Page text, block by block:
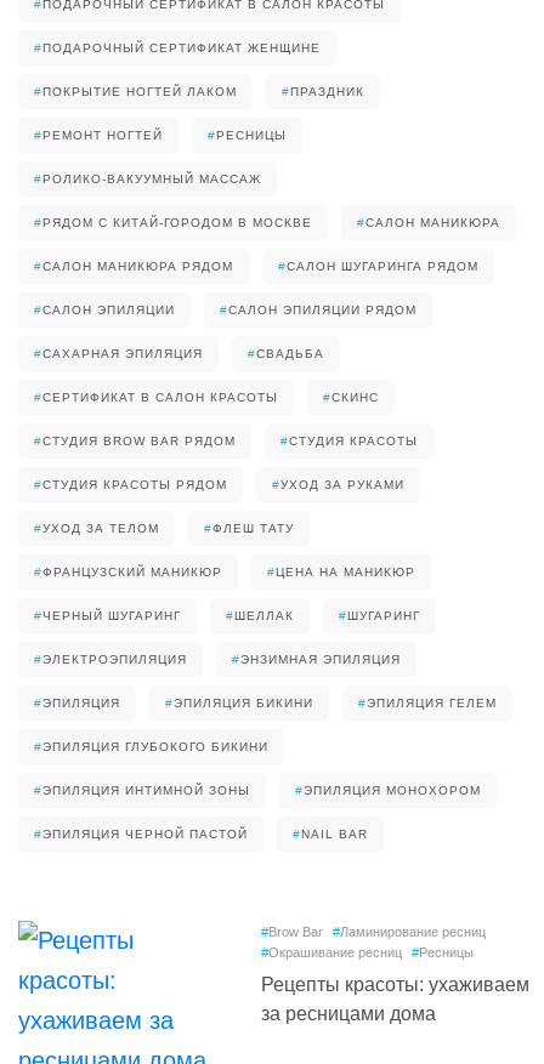
#ПОДАРОЧНЫЙ СЕРТИФИКАТ В САЛОН КРАСОТЫ
#ПОДАРОЧНЫЙ СЕРТИФИКАТ ЖЕНЩИНЕ
#ПОКРЫТИЕ НОГТЕЙ ЛАКОМ #ПРАЗДНИК
#РЕМОНТ НОГТЕЙ #РЕСНИЦЫ
#РОЛИКО-ВАКУУМНЫЙ МАССАЖ
#РЯДОМ С КИТАЙ-ГОРОДОМ В МОСКВЕ #САЛОН МАНИКЮРА
#САЛОН МАНИКЮРА РЯДОМ #САЛОН ШУГАРИНГА РЯДОМ
#САЛОН ЭПИЛЯЦИИ #САЛОН ЭПИЛЯЦИИ РЯДОМ
#САХАРНАЯ ЭПИЛЯЦИЯ #СВАДЬБА
#СЕРТИФИКАТ В САЛОН КРАСОТЫ #СКИНС
#СТУДИЯ BROW BAR РЯДОМ #СТУДИЯ КРАСОТЫ
#СТУДИЯ КРАСОТЫ РЯДОМ #УХОД ЗА РУКАМИ
#УХОД ЗА ТЕЛОМ #ФЛЕШ ТАТУ
#ФРАНЦУЗСКИЙ МАНИКЮР #ЦЕНА НА МАНИКЮР
#ЧЕРНЫЙ ШУГАРИНГ #ШЕЛЛАК #ШУГАРИНГ
#ЭЛЕКТРОЭПИЛЯЦИЯ #ЭНЗИМНАЯ ЭПИЛЯЦИЯ
#ЭПИЛЯЦИЯ #ЭПИЛЯЦИЯ БИКИНИ #ЭПИЛЯЦИЯ ГЕЛЕМ
#ЭПИЛЯЦИЯ ГЛУБОКОГО БИКИНИ
#ЭПИЛЯЦИЯ ИНТИМНОЙ ЗОНЫ #ЭПИЛЯЦИЯ МОНОХОРОМ
#ЭПИЛЯЦИЯ ЧЕРНОЙ ПАСТОЙ #NAIL BAR
#Brow Bar #Ламинирование ресниц
#Окрашивание ресниц #Ресницы
Рецепты красоты: ухаживаем
за ресницами дома